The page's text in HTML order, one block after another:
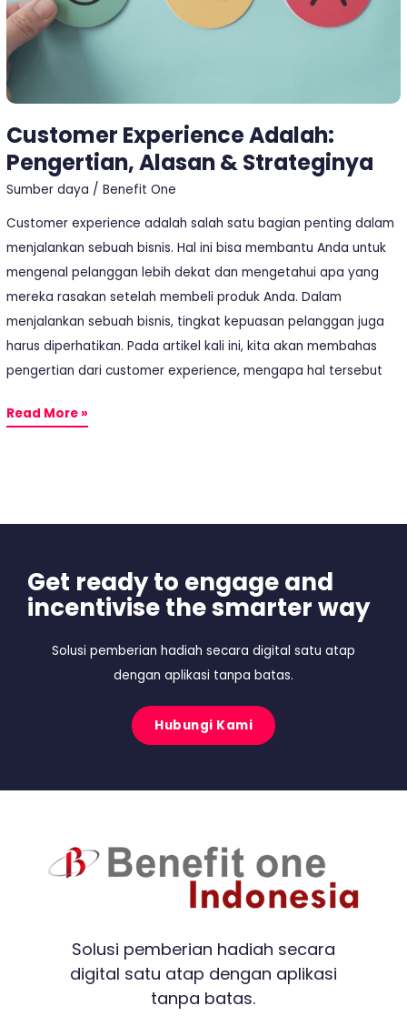
Customer Experience Adalah:
Pengertian, Alasan & Strateginya
Sumber daya /Benefit One
Customer experience adalah salah satu bagian penting dalam
menjalankan sebuah bisnis. Hal ini bisa membantu Anda untuk
mengenal pelanggan lebih dekat dan mengetahui apa yang
mereka rasakan setelah membeli produk Anda. Dalam
menjalankan sebuah bisnis, tingkat kepuasan pelanggan juga
harus diperhatikan. Pada artikel kali ini, kita akan membahas
pengertian dari customer experience, mengapa hal tersebut
Read More »
Get ready to engage and
incentivise the smarter way
Solusi pemberian hadiah secara digital satu atap
dengan aplikasi tanpa batas.
Hubungi Kami
Solusi pemberian hadiah secara
digital satu atap dengan aplikasi
tanpa batas.